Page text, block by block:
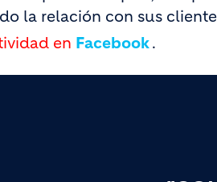
la relación con sus
en Facebook.